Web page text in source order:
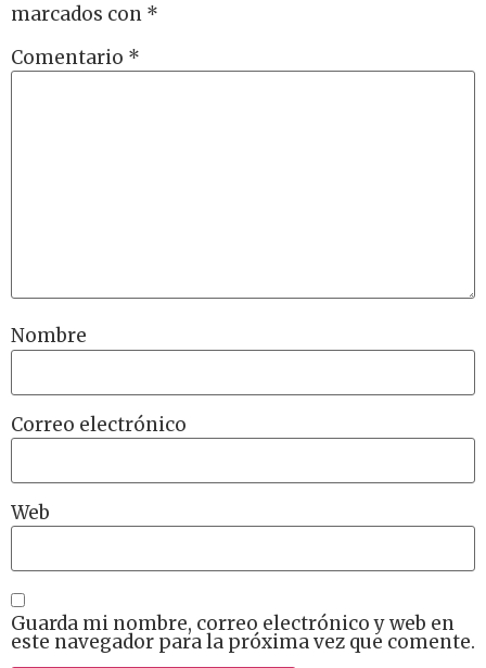
marcados con *
Comentario *
Nombre
Correo electrónico
Web
Guarda mi nombre, correo electrónico y web en
este navegador para la próxima vez que comente.